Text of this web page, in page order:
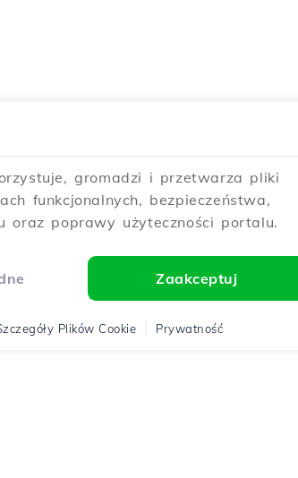
gromadzi i przetwarza pliki
funkcjonalnych, bezpieczeństwa,
oraz poprawy użyteczności portalu.
Zaakceptuj
Plików Cookie Prywatność